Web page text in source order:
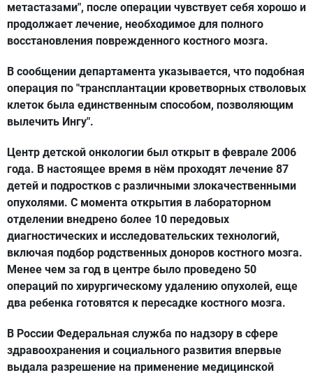
метастазами", после операции чувствует себя хорошо и
продолжает лечение, необходимое для полного
восстановления поврежденного костного мозга.
В сообщении департамента указывается, что подобная
операция по "трансплантации кроветворных стволовых
клеток была единственным способом, позволяющим
вылечить Ингу".
Центр детской онкологии был открыт в феврале 2006
года. В настоящее время в нём проходят лечение 87
детей и подростков с различными злокачественными
опухолями. С момента открытия в лабораторном
отделении внедрено более 10 передовых
диагностических и исследовательских технологий,
включая подбор родственных доноров костного мозга.
Менее чем за год в центре было проведено 50
операций по хирургическому удалению опухолей, еще
два ребенка готовятся к пересадке костного мозга.
В России Федеральная служба по надзору в сфере
здравоохранения и социального развития впервые
выдала разрешение на применение медицинской